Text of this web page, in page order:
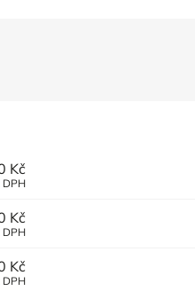
Kč
DPH
Kč
DPH
Kč
DPH